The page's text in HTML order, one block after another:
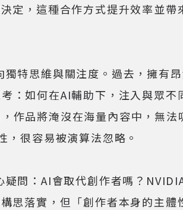
定，這種合作方式提升效率並
思維與關注度。過去，擁有昂
：如何在AI輔助下，注入與眾
作品將淹沒在海量內容中，無
很容易被演算法忽略。
：AI會取代創作者嗎？
思落實，但「創作者本身的主